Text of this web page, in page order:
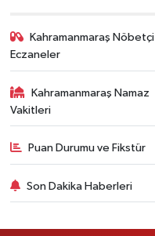
Kahramanmaraş Nöbetçi
Eczaneler
Kahramanmaraş Namaz
Vakitleri
Puan Durumu ve Fikstür
Son Dakika Haberleri